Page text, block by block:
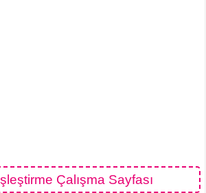
Çalışma Sayfası